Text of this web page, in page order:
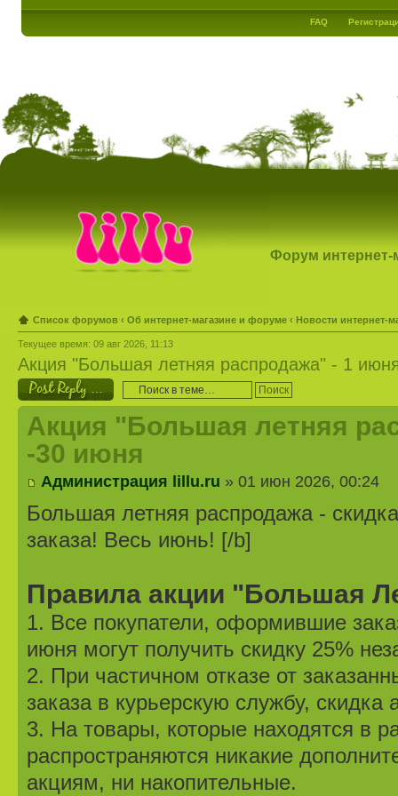
FAQ
Форум интернет-
Список форумов ‹ Об интернет-магазине и форуме ‹ Новости интернет-
Текущее время: 09 авг 2026, 11:13
Акция "Большая летняя распродажа" - 1
Ответить
Акция "Большая летняя
-30 июня
Администрация lillu.ru » 01 июн 2026, 00:24
Большая летняя распродажа -
заказа! Весь июнь! [/b]
Правила акции "Большая
1. Все покупатели, оформившие
июня могут получить скидку 25%
2. При частичном отказе от
заказа в курьерскую службу, скидка
3. На товары, которые находятся в
распространяются никакие
акциям, ни накопительные.